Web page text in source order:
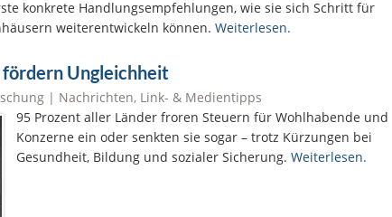
konkrete Handlungsempfehlungen, wie sie sich Schritt für
weiterentwickeln können. Weiterlesen.
Ungleichheit
| Nachrichten, Link- & Medientipps
95 Prozent aller Länder froren Steuern für Wohlhabende und
Konzerne ein oder senkten sie sogar – trotz Kürzungen bei
Gesundheit, Bildung und sozialer Sicherung. Weiterlesen.